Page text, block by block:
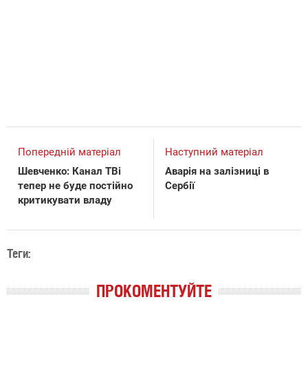
Попередній матеріал
Шевченко: Канал ТВі
тепер не буде постійно
критикувати владу
Наступний матеріал
Аварія на залізниці в
Сербії
Теги:
ПРОКОМЕНТУЙТЕ